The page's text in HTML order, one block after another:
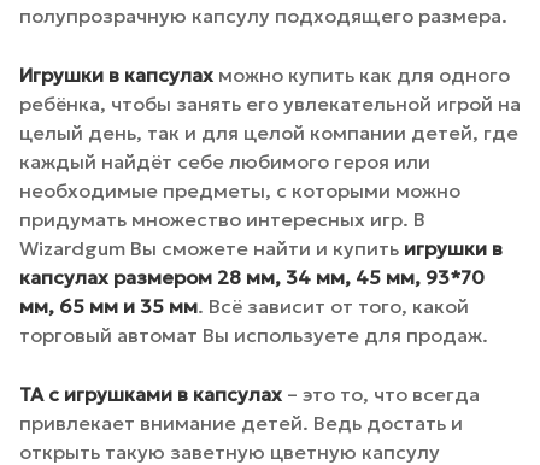
полупрозрачную капсулу подходящего размера.
Игрушки в капсулах можно купить как для одного
ребёнка, чтобы занять его увлекательной игрой на
целый день, так и для целой компании детей, где
каждый найдёт себе любимого героя или
необходимые предметы, с которыми можно
придумать множество интересных игр. В
Wizardgum Вы сможете найти и купить игрушки в
капсулах размером 28 мм, 34 мм, 45 мм, 93*70
мм, 65 мм и 35 мм. Всё зависит от того, какой
торговый автомат Вы используете для продаж.
ТА с игрушками в капсулах – это то, что всегда
привлекает внимание детей. Ведь достать и
открыть такую заветную цветную капсулу